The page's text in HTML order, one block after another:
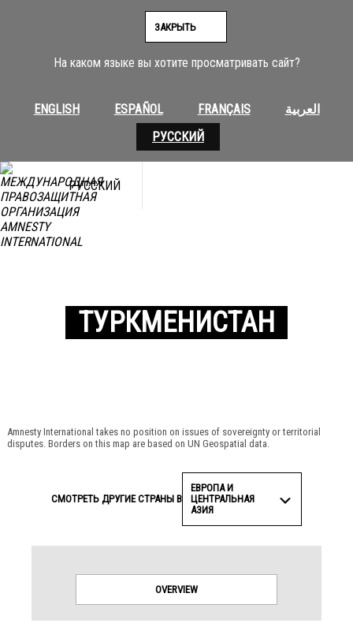
На каком языке вы хотите просматривать сайт?
ENGLISH ESPAÑOL FRANÇAIS
العربية
РУССКИЙ
ЗАКРЫТЬ
РУССКИЙ
ТУРКМЕНИСТАН
Amnesty International takes no position on issues of sovereignty or territorial
disputes. Borders on this map are based on UN Geospatial data.
СМОТРЕТЬ ДРУГИЕ СТРАНЫ В
ЕВРОПА И
ЦЕНТРАЛЬНАЯ
АЗИЯ
OVERVIEW